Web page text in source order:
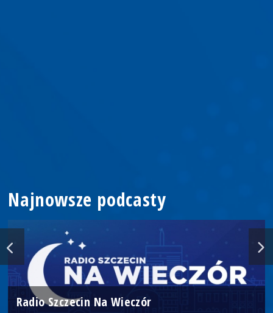
Najnowsze podcasty
Radio Szczecin Na Wieczór